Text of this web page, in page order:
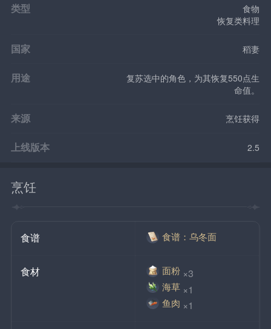
类型
食物
恢复类料理
国家 稻妻
用途
复苏选中的角色，为其恢复550点生
命值。
来源 烹饪获得
上线版本 2.5
烹饪
食谱 食谱：乌冬面
食材 面粉 ×3
海草 ×1
鱼肉 ×1